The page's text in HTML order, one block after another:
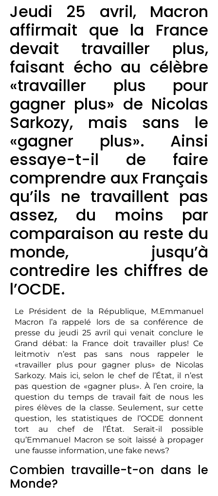
Jeudi 25 avril, Macron
affirmait que la France
devait travailler plus,
faisant écho au célèbre
«travailler plus pour
gagner plus» de Nicolas
Sarkozy, mais sans le
«gagner plus». Ainsi
essaye-t-il de faire
comprendre aux Français
qu’ils ne travaillent pas
assez, du moins par
comparaison au reste du
monde, jusqu’à
contredire les chiffres de
l’OCDE.
Le Président de la République, M.Emmanuel
Macron l’a rappelé lors de sa conférence de
presse du jeudi 25 avril qui venait conclure le
Grand débat: la France doit travailler plus! Ce
leitmotiv n’est pas sans nous rappeler le
«travailler plus pour gagner plus» de Nicolas
Sarkozy. Mais ici, selon le chef de l’État, il n’est
pas question de «gagner plus». À l’en croire, la
question du temps de travail fait de nous les
pires élèves de la classe. Seulement, sur cette
question, les statistiques de l’OCDE donnent
tort au chef de l’État. Serait-il possible
qu’Emmanuel Macron se soit laissé à propager
une fausse information, une fake news?
Combien travaille-t-on dans le
Monde?